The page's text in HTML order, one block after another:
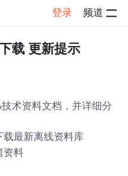
登录 频道
情
载 更新提示
术资料文档，并详细分
载最新离线资料库
资料